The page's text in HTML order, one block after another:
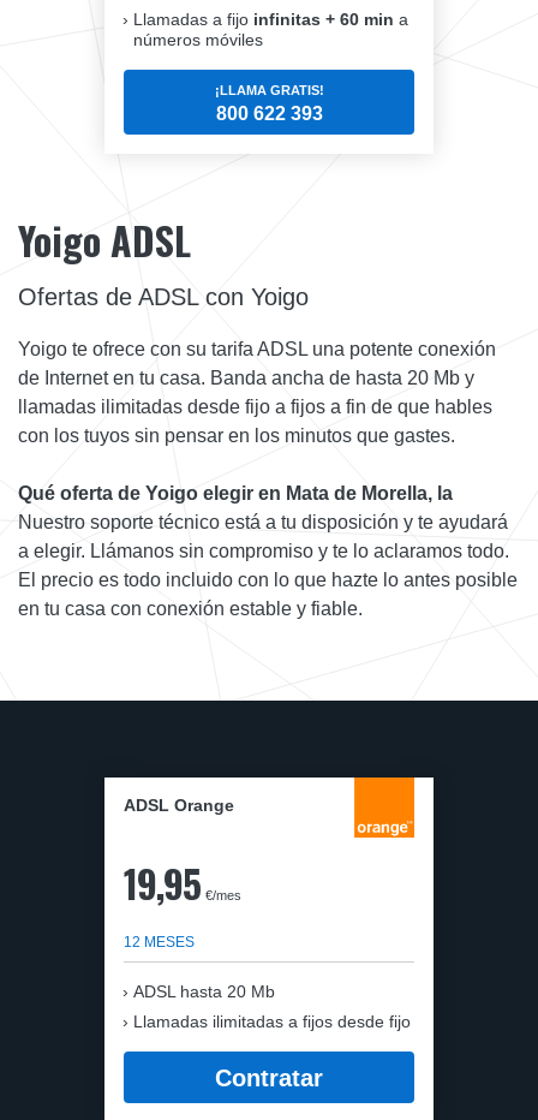
Llamadas a fijo infinitas + 60 min a
números móviles
¡LLAMA GRATIS!
800 622 393
Yoigo ADSL
Ofertas de ADSL con Yoigo
Yoigo te ofrece con su tarifa ADSL una potente conexión
de Internet en tu casa. Banda ancha de hasta 20 Mb y
llamadas ilimitadas desde fijo a fijos a fin de que hables
con los tuyos sin pensar en los minutos que gastes.
Qué oferta de Yoigo elegir en Mata de Morella, la
Nuestro soporte técnico está a tu disposición y te ayudará
a elegir. Llámanos sin compromiso y te lo aclaramos todo.
El precio es todo incluido con lo que hazte lo antes posible
en tu casa con conexión estable y fiable.
ADSL Orange
19,95 €/mes
12 MESES
ADSL hasta 20 Mb
Llamadas ilimitadas a fijos desde fijo
Contratar